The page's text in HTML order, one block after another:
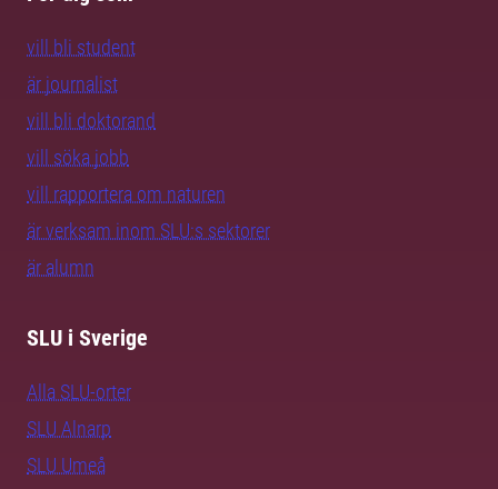
vill bli student
är journalist
vill bli doktorand
vill söka jobb
vill rapportera om naturen
är verksam inom SLU:s sektorer
är alumn
SLU i Sverige
Alla SLU-orter
SLU Alnarp
SLU Umeå